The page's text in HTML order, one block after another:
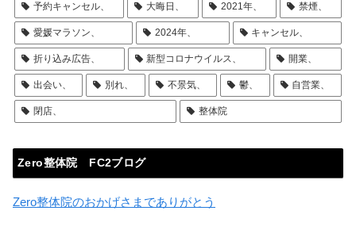
予約キャンセル、 大晦日、 2021年、 禁煙、
愛媛マラソン、 2024年、 キャンセル、
折り込み広告、 新型コロナウイルス、 開業、
出会い、 別れ、 不景気、 鬱、 自営業、
閉店、 整体院
Zero整体院 FC2ブログ
Zero整体院のおかげさまでありがとう